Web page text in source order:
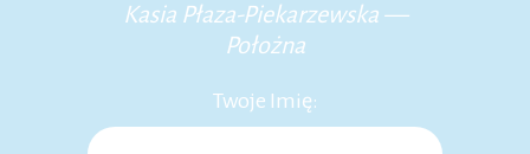
Kasia Płaza-Piekarzewska —
Położna
Twoje Imię: